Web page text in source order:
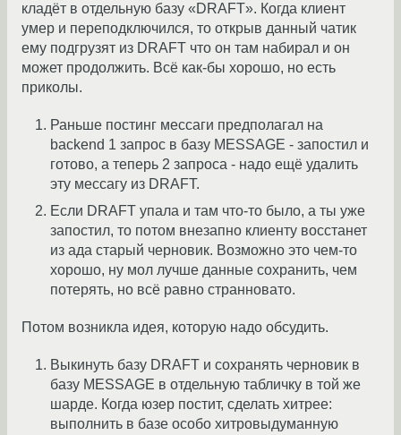
кладёт в отдельную базу «DRAFT». Когда клиент
умер и переподключился, то открыв данный чатик
ему подгрузят из DRAFT что он там набирал и он
может продолжить. Всё как-бы хорошо, но есть
приколы.
Раньше постинг мессаги предполагал на
backend 1 запрос в базу MESSAGE - запостил и
готово, а теперь 2 запроса - надо ещё удалить
эту мессагу из DRAFT.
Если DRAFT упала и там что-то было, а ты уже
запостил, то потом внезапно клиенту восстанет
из ада старый черновик. Возможно это чем-то
хорошо, ну мол лучше данные сохранить, чем
потерять, но всё равно странновато.
Потом возникла идея, которую надо обсудить.
Выкинуть базу DRAFT и сохранять черновик в
базу MESSAGE в отдельную табличку в той же
шарде. Когда юзер постит, сделать хитрее:
выполнить в базе особо хитровыдуманную